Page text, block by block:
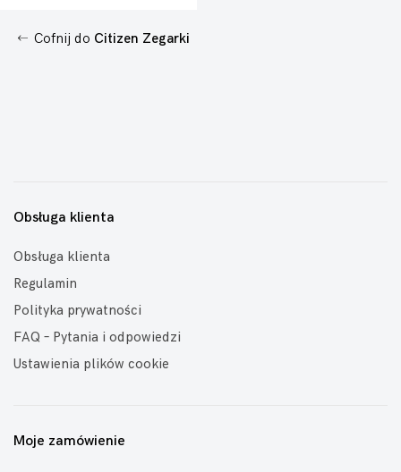
Cofnij do Citizen Zegarki
Obsługa klienta
Obsługa klienta
Regulamin
Polityka prywatności
FAQ – Pytania i odpowiedzi
Ustawienia plików cookie
Moje zamówienie